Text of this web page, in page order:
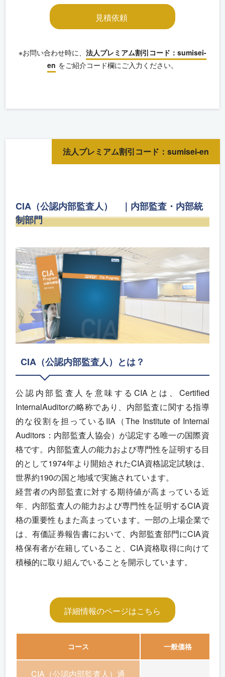
見積依頼
※お問い合わせ時に、 法人プレミアム割引コード：sumisei-
en をご紹介コード欄にご入力ください。
法人プレミアム割引コード：sumisei-en
CIA（公認内部監査人） ｜内部監査・内部統
制部門
CIA（公認内部監査人）とは？
公認内部監査人を意味するCIAとは、Certified
InternalAuditorの略称であり、内部監査に関する指導
的な役割を担っているIIA（The Institute of Internal
Auditors：内部監査人協会）が認定する唯一の国際資
格です。内部監査人の能力および専門性を証明する目
的として1974年より開始されたCIA資格認定試験は、
世界約190の国と地域で実施されています。
経営者の内部監査に対する期待値が高まっている近
年、内部監査人の能力および専門性を証明するCIA資
格の重要性もまた高まっています。一部の上場企業で
は、有価証券報告書において、内部監査部門にCIA資
格保有者が在籍していること、CIA資格取得に向けて
積極的に取り組んでいることを開示しています。
詳細情報のページはこちら
コース 一般価格
CIA（公認内部監査人）通